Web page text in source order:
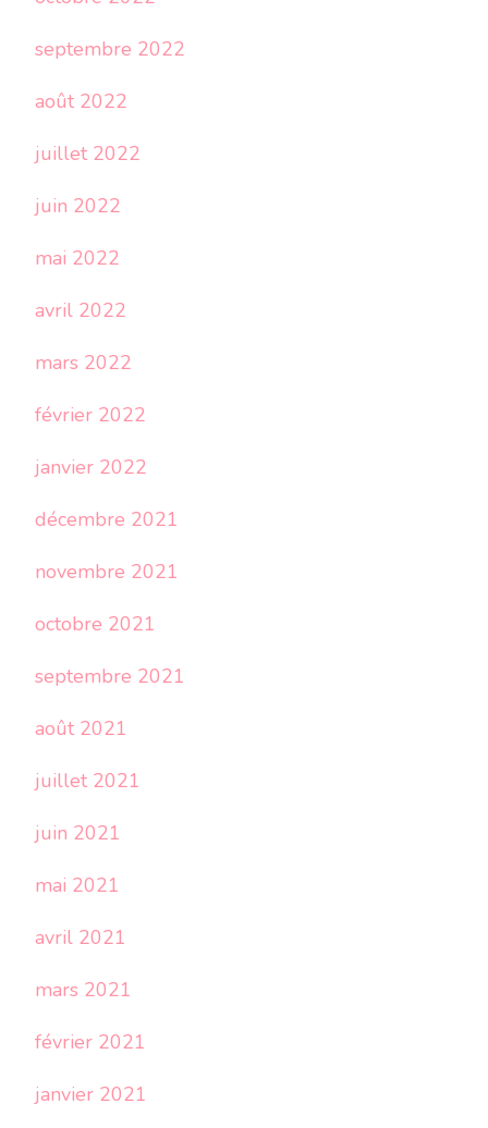
septembre 2022
août 2022
juillet 2022
juin 2022
mai 2022
avril 2022
mars 2022
février 2022
janvier 2022
décembre 2021
novembre 2021
octobre 2021
septembre 2021
août 2021
juillet 2021
juin 2021
mai 2021
avril 2021
mars 2021
février 2021
janvier 2021